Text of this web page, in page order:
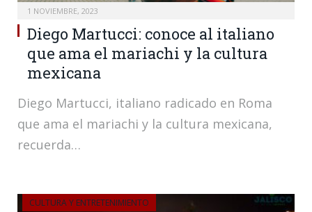
1 NOVIEMBRE, 2023
Diego Martucci: conoce al italiano
que ama el mariachi y la cultura
mexicana
Diego Martucci, italiano radicado en Roma
que ama el mariachi y la cultura mexicana,
recuerda…
CULTURA Y ENTRETENIMIENTO